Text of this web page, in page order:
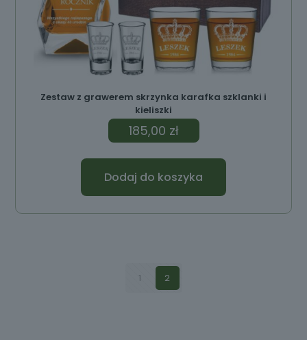
Zestaw z grawerem skrzynka karafka szklanki i
kieliszki
185,00 zł
Dodaj do koszyka
1 2